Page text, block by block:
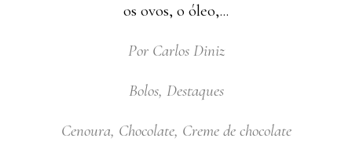
os ovos, o óleo,
Por Carlos Diniz
Bolos, Destaques
Cenoura, Chocolate, Creme de chocolate